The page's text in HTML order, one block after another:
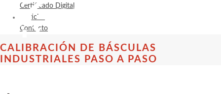
Certificado Digital
Noticias
Contacto
CALIBRACIÓN DE BÁSCULAS
INDUSTRIALES PASO A PASO